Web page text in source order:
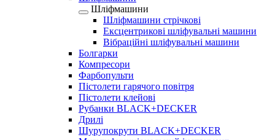
Шліфмашини
Шліфмашини стрічкові
Ексцентрикові шліфувальні машини
Вібраційні шліфувальні машини
Болгарки
Компресори
Фарбопульти
Пістолети гарячого повітря
Пістолети клейові
Рубанки BLACK+DECKER
Дрилі
Шурупокрути BLACK+DECKER